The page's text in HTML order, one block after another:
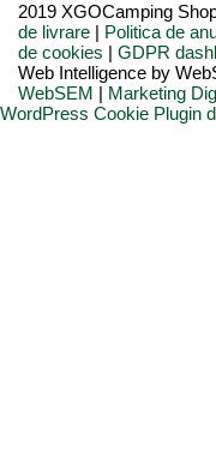
2019 XGOCamping
de livrare | Politica de
de cookies | GDPR
Web Intelligence by
WebSEM | Marketing
WordPress Cookie Plugin